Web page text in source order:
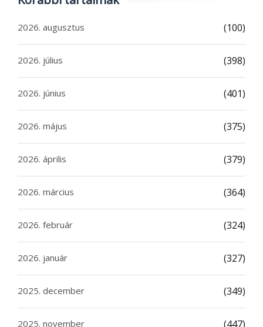
2026. augusztus (100)
2026. július (398)
2026. június (401)
2026. május (375)
2026. április (379)
2026. március (364)
2026. február (324)
2026. január (327)
2025. december (349)
2025. november (447)